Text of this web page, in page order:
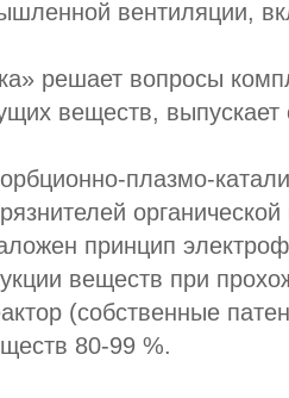
вентиляции,
решает вопросы
веществ,
плазмо-
принцип
веществ при
(собственные
80-99 %.